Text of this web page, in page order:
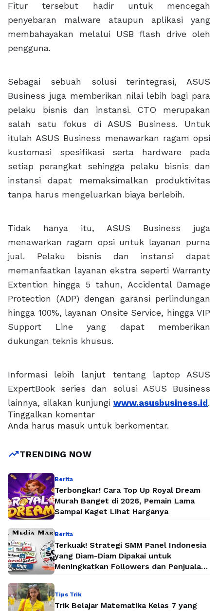
Fitur tersebut hadir untuk mencegah
penyebaran malware ataupun aplikasi yang
membahayakan melalui USB flash drive oleh
pengguna.
Sebagai sebuah solusi terintegrasi, ASUS
Business juga memberikan nilai lebih bagi para
pelaku bisnis dan instansi. CTO merupakan
salah satu fokus di ASUS Business. Untuk
itulah ASUS Business menawarkan ragam opsi
kustomasi spesifikasi serta hardware pada
setiap perangkat sehingga pelaku bisnis dan
instansi dapat memaksimalkan produktivitas
tanpa harus mengeluarkan biaya berlebih.
Tidak hanya itu, ASUS Business juga
menawarkan ragam opsi untuk layanan purna
jual. Pelaku bisnis dan instansi dapat
memanfaatkan layanan ekstra seperti Warranty
Extention hingga 5 tahun, Accidental Damage
Protection (ADP) dengan garansi perlindungan
hingga 100%, layanan Onsite Service, hingga VIP
Support Line yang dapat memberikan
dukungan teknis khusus.
Informasi lebih lanjut tentang laptop ASUS
ExpertBook series dan solusi ASUS Business
lainnya, silakan kunjungi www.asusbusiness.id.
Tinggalkan komentar
Anda harus masuk untuk berkomentar.
trending_upTRENDING NOW
Berita
Terbongkar! Cara Top Up Royal Dream
Murah Banget di 2026, Pemain Lama
Sampai Kaget Lihat Harganya
Berita
Terkuak! Strategi SMM Panel Indonesia
yang Diam-Diam Dipakai untuk
Meningkatkan Followers dan Penjualan
Tips Trik
Trik Belajar Matematika Kelas 7 yang